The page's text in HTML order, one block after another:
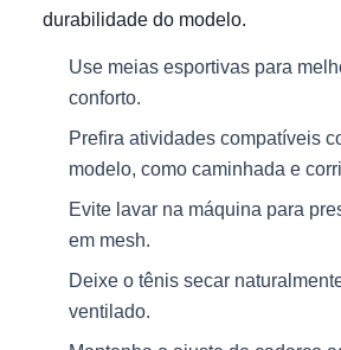
durabilidade do modelo.
Use meias esportivas para
conforto.
Prefira atividades compatíveis
modelo, como caminhada e
Evite lavar na máquina para
em mesh.
Deixe o tênis secar
ventilado.